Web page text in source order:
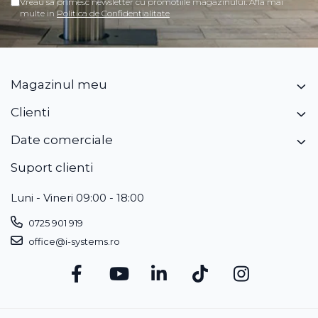
multe in Politica de Confidentialitate
Magazinul meu
Clienti
Date comerciale
Suport clienti
Luni - Vineri 09:00 - 18:00
0725 901 919
office@i-systems.ro